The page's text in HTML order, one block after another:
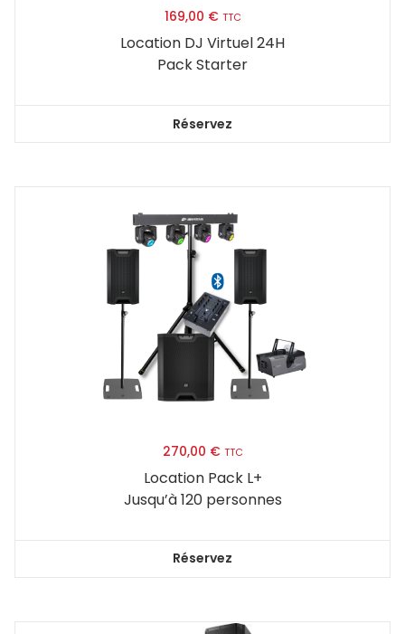
169,00 € TTC
Location DJ Virtuel 24H
Pack Starter
Réservez
270,00 € TTC
Location Pack L+
Jusqu’à 120 personnes
Réservez